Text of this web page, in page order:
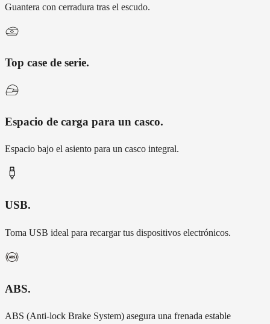
Guantera con cerradura tras el escudo.
Top case de serie.
Espacio de carga para un casco.
Espacio bajo el asiento para un casco integral.
USB.
Toma USB ideal para recargar tus dispositivos electrónicos.
ABS.
ABS (Anti-lock Brake System) asegura una frenada estable